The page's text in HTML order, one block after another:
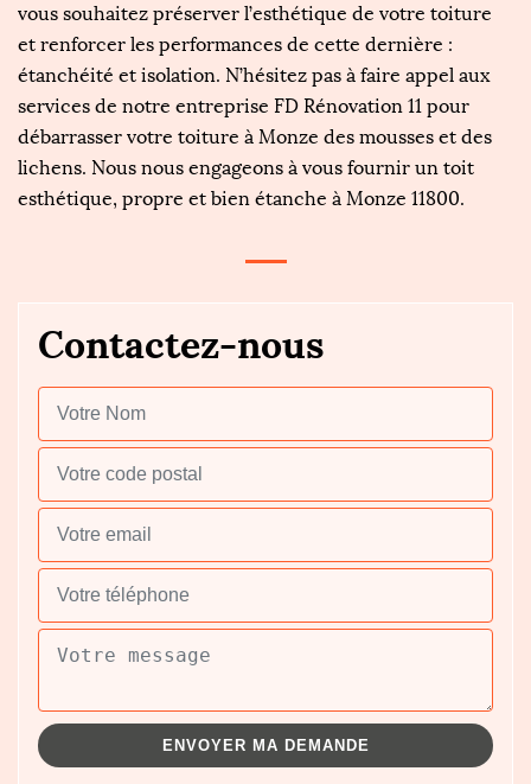
vous souhaitez préserver l’esthétique de votre toiture
et renforcer les performances de cette dernière :
étanchéité et isolation. N’hésitez pas à faire appel aux
services de notre entreprise FD Rénovation 11 pour
débarrasser votre toiture à Monze des mousses et des
lichens. Nous nous engageons à vous fournir un toit
esthétique, propre et bien étanche à Monze 11800.
Contactez-nous